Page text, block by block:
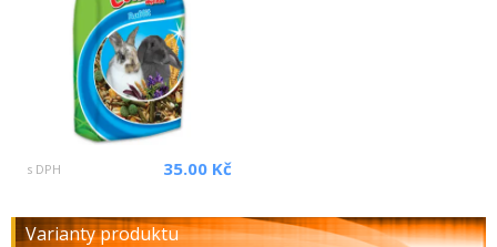
s DPH 35.00 Kč
Varianty produktu